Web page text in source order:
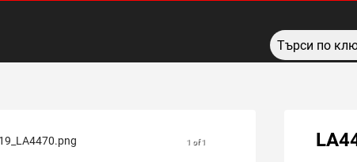
1 of 1